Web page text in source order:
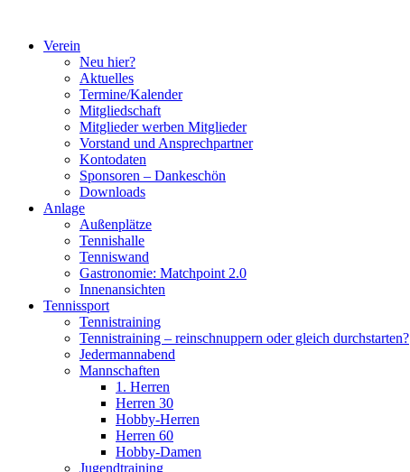
springenVerein
Neu hier?
Aktuelles
Termine/Kalender
Mitgliedschaft
Mitglieder werben Mitglieder
Vorstand und Ansprechpartner
Kontodaten
Sponsoren – Dankeschön
Downloads
Anlage
Außenplätze
Tennishalle
Tenniswand
Gastronomie: Matchpoint 2.0
Innenansichten
Tennissport
Tennistraining
Tennistraining – reinschnuppern oder gleich durchstarten?
Jedermannabend
Mannschaften
1. Herren
Herren 30
Hobby-Herren
Herren 60
Hobby-Damen
Jugendtraining